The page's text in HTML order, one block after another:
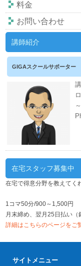
料金
お問い合わせ
講師紹介
GIGAスクールサポーター
在宅スタッフ募集中
在宅で得意分野を教えてく
1コマ50分/900～1,500円
月末締め、翌月25日払い（
詳細はこちらのページをご
サイトメニュー